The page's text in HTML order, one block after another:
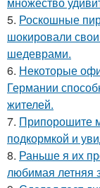
5. Роскошные
шокировали
шедеврами.
6. Некоторые
Германии
жителей.
7. Припорошите
подкормкой и
8. Раньше я их
любимая летняя